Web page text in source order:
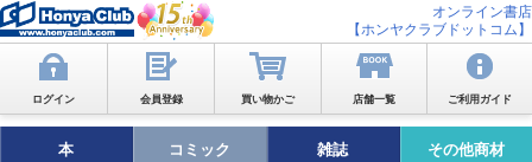
オンライン書店
【ホンヤクラブドットコム】
ログイン 会員登録 買い物かご 店舗一覧 ご利用ガイド
本 コミック 雑誌 その他商材